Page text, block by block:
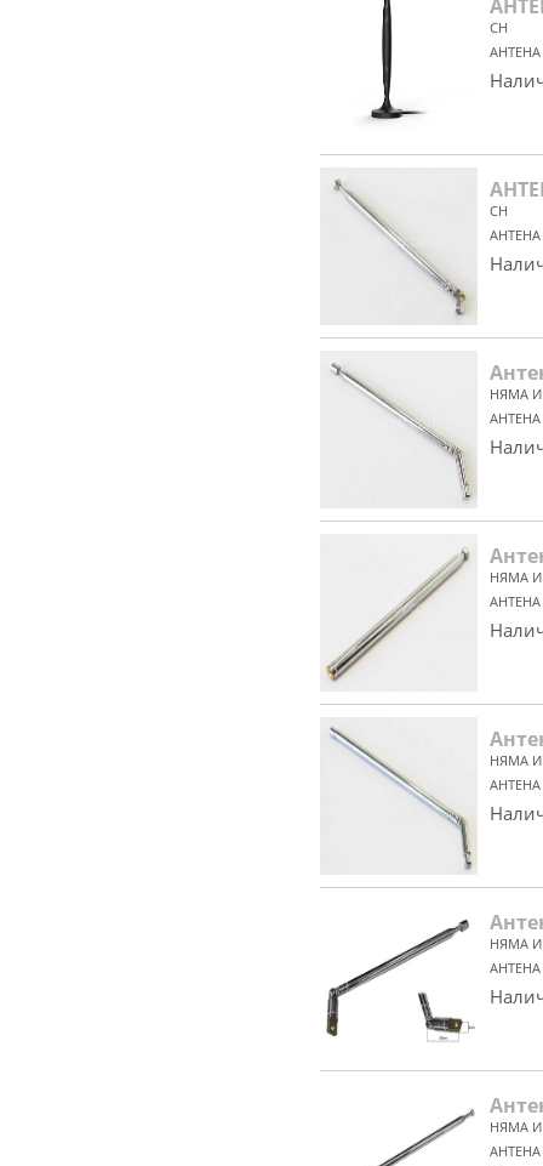
CH
CH
НЯМА
НЯМА
НЯМА
НЯМА
НЯМА